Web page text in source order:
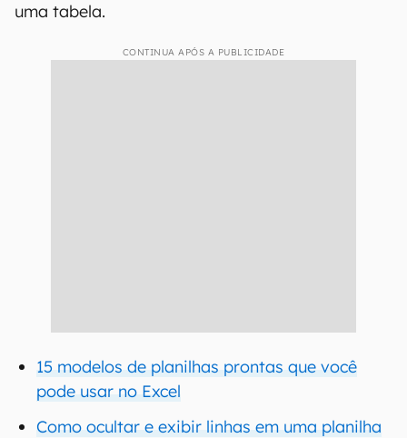
uma tabela.
CONTINUA APÓS A PUBLICIDADE
15 modelos de planilhas prontas que você
pode usar no Excel
Como ocultar e exibir linhas em uma planilha